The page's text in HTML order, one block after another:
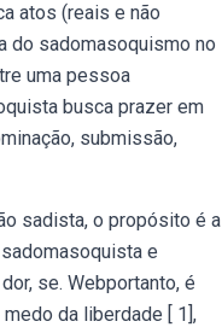
atos (reais e não
do sadomasoquismo no
uma pessoa
busca prazer em
submissão,
sadista, o propósito é a
e
se. Webportanto, é
da liberdade [ 1],